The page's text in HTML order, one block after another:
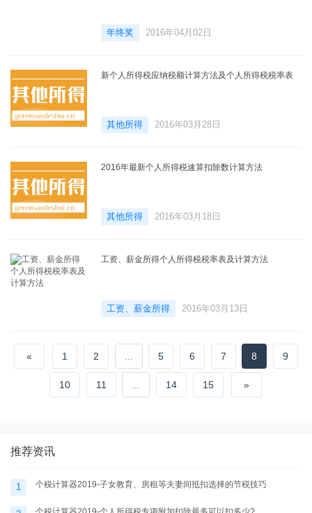
年终奖 2016年04月02日
新个人所得税应纳税额计算方法及个人所得税税率表
其他所得 2016年03月28日
2016年最新个人所得税速算扣除数计算方法
其他所得 2016年03月18日
工资、薪金所得个人所得税税率表及计算方法
工资、薪金所得 2016年03月13日
« 1 2 5 6 7 8 9
10 11 14 15 »
推荐资讯
1 个税计算器2019-子女教育、房租等夫妻间抵扣选择的节税技巧